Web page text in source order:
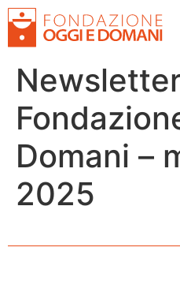
Domani –
2025